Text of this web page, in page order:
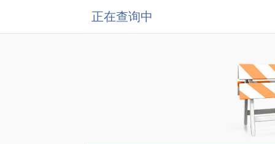
正在查询中